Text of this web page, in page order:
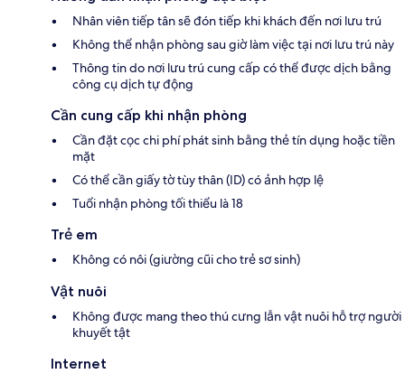
Nhân viên tiếp tân sẽ đón tiếp khi khách đến nơi lưu trú
Không thể nhận phòng sau giờ làm việc tại nơi lưu trú này
Thông tin do nơi lưu trú cung cấp có thể được dịch bằng
công cụ dịch tự động
Cần cung cấp khi nhận phòng
Cần đặt cọc chi phí phát sinh bằng thẻ tín dụng hoặc tiền
mặt
Có thể cần giấy tờ tùy thân (ID) có ảnh hợp lệ
Tuổi nhận phòng tối thiểu là 18
Trẻ em
Không có nôi (giường cũi cho trẻ sơ sinh)
Vật nuôi
Không được mang theo thú cưng lẫn vật nuôi hỗ trợ người
khuyết tật
Internet